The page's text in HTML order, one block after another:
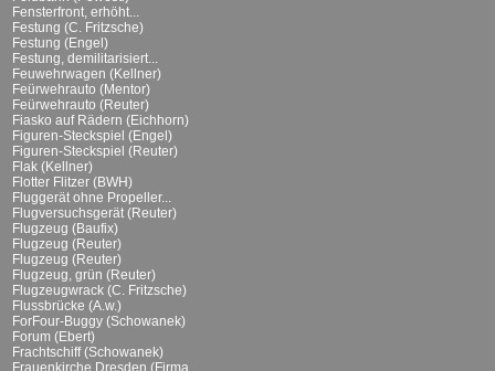
Fensterfront, erhöht...
Festung (C. Fritzsche)
Festung (Engel)
Festung, demilitarisiert...
Feuwehrwagen (Kellner)
Feürwehrauto (Mentor)
Feürwehrauto (Reuter)
Fiasko auf Rädern (Eichhorn)
Figuren-Steckspiel (Engel)
Figuren-Steckspiel (Reuter)
Flak (Kellner)
Flotter Flitzer (BWH)
Fluggerät ohne Propeller...
Flugversuchsgerät (Reuter)
Flugzeug (Baufix)
Flugzeug (Reuter)
Flugzeug (Reuter)
Flugzeug, grün (Reuter)
Flugzeugwrack (C. Fritzsche)
Flussbrücke (A.w.)
ForFour-Buggy (Schowanek)
Forum (Ebert)
Frachtschiff (Schowanek)
Frauenkirche Dresden (Firma...